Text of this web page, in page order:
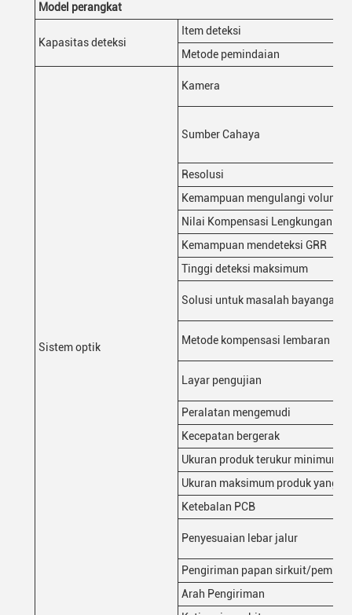
Model perangkat
Kapasitas deteksi
Item deteksi
Metode pemindaian
Sistem optik
Kamera
Sumber Cahaya
Resolusi
Kemampuan mengulangi volume
Nilai Kompensasi Lengkungan
Kemampuan mendeteksi GRR
Tinggi deteksi maksimum
Solusi untuk masalah bayangan
Metode kompensasi lembaran
Layar pengujian
Peralatan mengemudi
Kecepatan bergerak
Ukuran produk terukur minimum
Ukuran maksimum produk yang
Ketebalan PCB
Penyesuaian lebar jalur
Pengiriman papan sirkuit/
Arah Pengiriman